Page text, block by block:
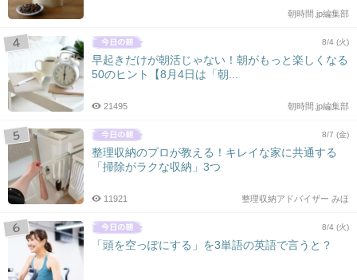
朝時間.jp編集部
8/4 (火)
早起きだけが朝活じゃない！朝がもっと楽しくなる
50のヒント【8月4日は「朝...
朝時間.jp編集部
21495
8/7 (金)
整理収納のプロが教える！キレイな家に共通する
「掃除がラクな収納」3つ
整理収納アドバイザー みほ
11921
8/4 (火)
「頭を空っぽにする」を3単語の英語で言うと？